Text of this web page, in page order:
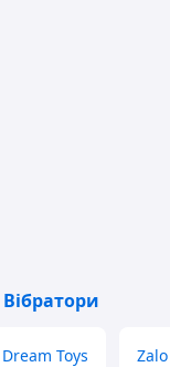
Вібратори
Dream Toys Zalo